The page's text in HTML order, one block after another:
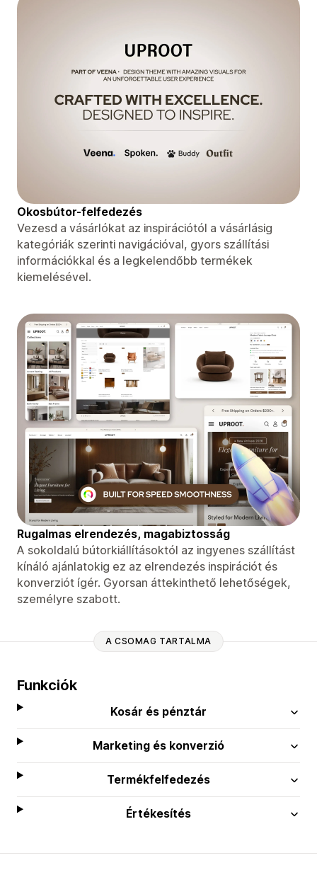
Okosbútor-felfedezés
Vezesd a vásárlókat az inspirációtól a vásárlásig
kategóriák szerinti navigációval, gyors szállítási
információkkal és a legkelendőbb termékek
kiemelésével.
Rugalmas elrendezés, magabiztosság
A sokoldalú bútorkiállításoktól az ingyenes szállítást
kínáló ajánlatokig ez az elrendezés inspirációt és
konverziót ígér. Gyorsan áttekinthető lehetőségek,
személyre szabott.
A CSOMAG TARTALMA
Funkciók
Kosár és pénztár
Marketing és konverzió
Termékfelfedezés
Értékesítés